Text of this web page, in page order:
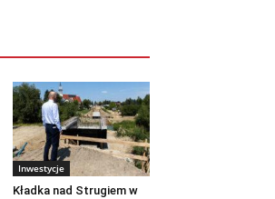
Inwestycje
Kładka nad Strugiem w